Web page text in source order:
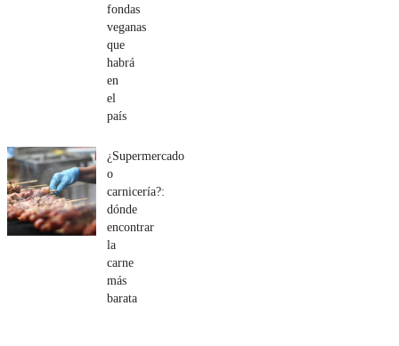
fondas
veganas
que
habrá
en
el
país
¿Supermercado
o
carnicería?:
dónde
encontrar
la
carne
más
barata